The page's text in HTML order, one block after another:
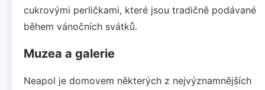
cukrovými perličkami, které jsou tradičně podávané
během vánočních svátků.
Muzea a galerie
Neapol je domovem některých z nejvýznamnějších